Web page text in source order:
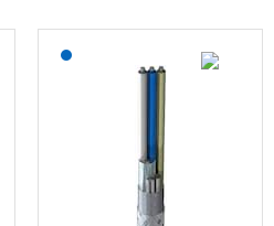
Lagerført: NEK Kabel